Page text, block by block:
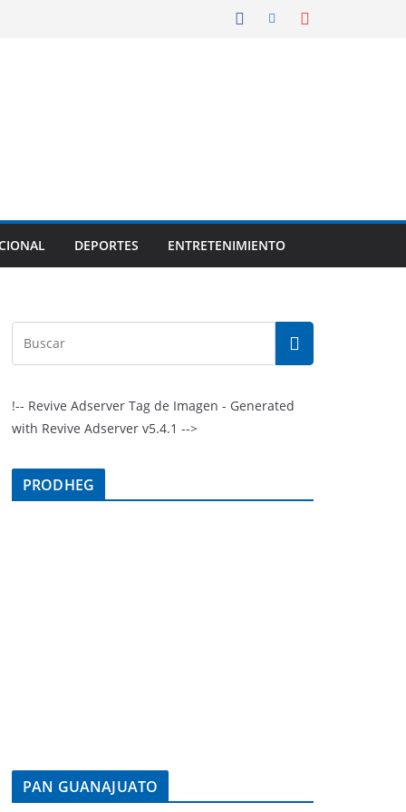
DEPORTES ENTRETENIMIENTO
!-- Revive Adserver Tag de Imagen - Generated
with Revive Adserver v5.4.1 -->
PRODHEG
PAN GUANAJUATO